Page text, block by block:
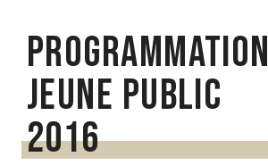
Programmation
jeune public
2016